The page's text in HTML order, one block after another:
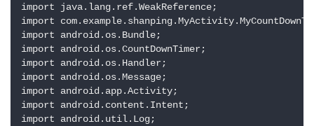
import java.lang.ref.WeakReference;
import
import android.os.Bundle;
import android.os.CountDownTimer;
import android.os.Handler;
import android.os.Message;
import android.app.Activity;
import android.content.Intent;
import android.util.Log;